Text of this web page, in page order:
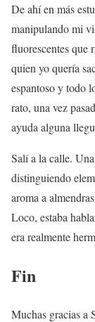
De ahí en más
manipulando mi
fluorescentes que
quien yo quería
espantoso y todo
rato, una vez
ayuda alguna
Salí a la calle.
distinguiendo
aroma a
Loco, estaba
era realmente
Fin
Muchas gracias a